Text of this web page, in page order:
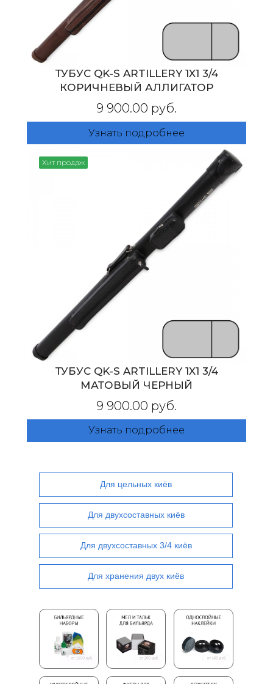
ТУБУС QK-S ARTILLERY 1X1 3/4
КОРИЧНЕВЫЙ АЛЛИГАТОР
9 900.00 руб.
Узнать подробнее
Хит продаж
ТУБУС QK-S ARTILLERY 1X1 3/4
МАТОВЫЙ ЧЕРНЫЙ
9 900.00 руб.
Узнать подробнее
Для цельных киёв
Для двухсоставных киёв
Для двухсоставных 3/4 киёв
Для хранения двух киёв